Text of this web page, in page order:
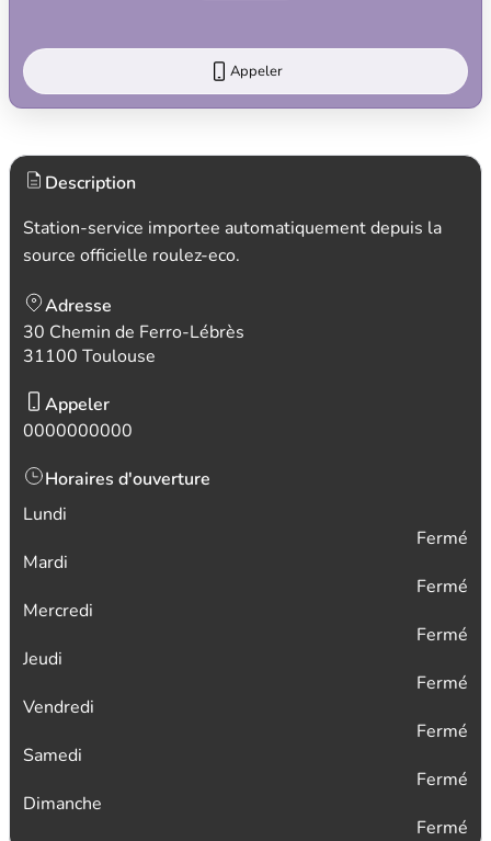
Appeler
Description
Station-service importee automatiquement depuis la
source officielle roulez-eco.
Adresse
30 Chemin de Ferro-Lébrès
31100 Toulouse
Appeler
0000000000
Horaires d'ouverture
Lundi
Fermé
Mardi
Fermé
Mercredi
Fermé
Jeudi
Fermé
Vendredi
Fermé
Samedi
Fermé
Dimanche
Fermé